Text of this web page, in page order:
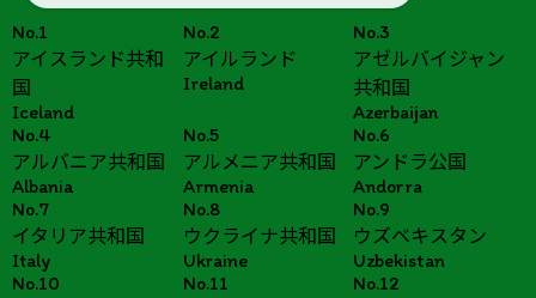
No.1
アイスランド共和
国
Iceland
No.2
アイルランド
Ireland
No.3
アゼルバイジャン
共和国
Azerbaijan
No.4
アルバニア共和国
Albania
No.5
アルメニア共和国
Armenia
No.6
アンドラ公国
Andorra
No.7
イタリア共和国
Italy
No.8
ウクライナ共和国
Ukraine
No.9
ウズベキスタン
Uzbekistan
No.10
No.11
No.12